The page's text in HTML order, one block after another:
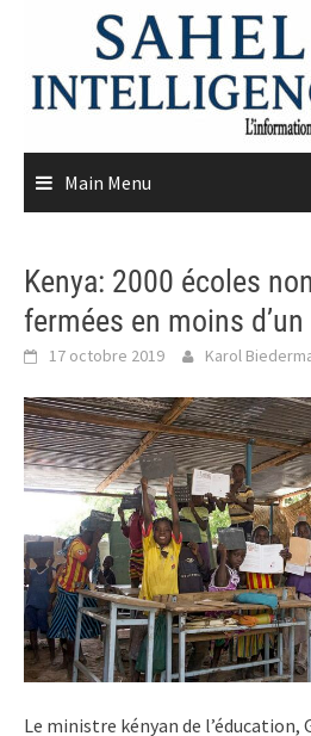
content
Main Menu
Kenya: 2000 écoles
fermées en moins
17 octobre 2019 Karol
Le ministre kényan de l’éducation,